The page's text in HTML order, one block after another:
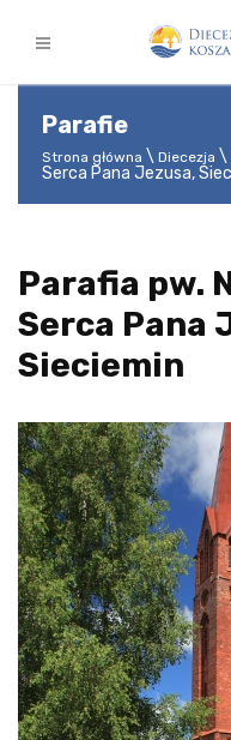
Parafie
Strona główna Diecezja
Serca Pana Jezusa,
Parafia pw.
Serca Pana
Sieciemin